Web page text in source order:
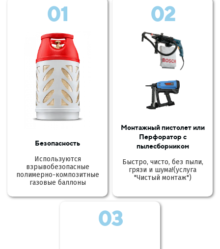
01
Безопасность
Используются
взрывобезопасные
полимерно-композитные
газовые баллоны
02
Монтажный пистолет или
Перфоратор с
пылесборником
Быстро, чисто, без пыли,
грязи и шума!(услуга
"Чистый монтаж")
03